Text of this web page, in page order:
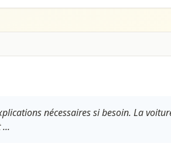
nécessaires si besoin. La